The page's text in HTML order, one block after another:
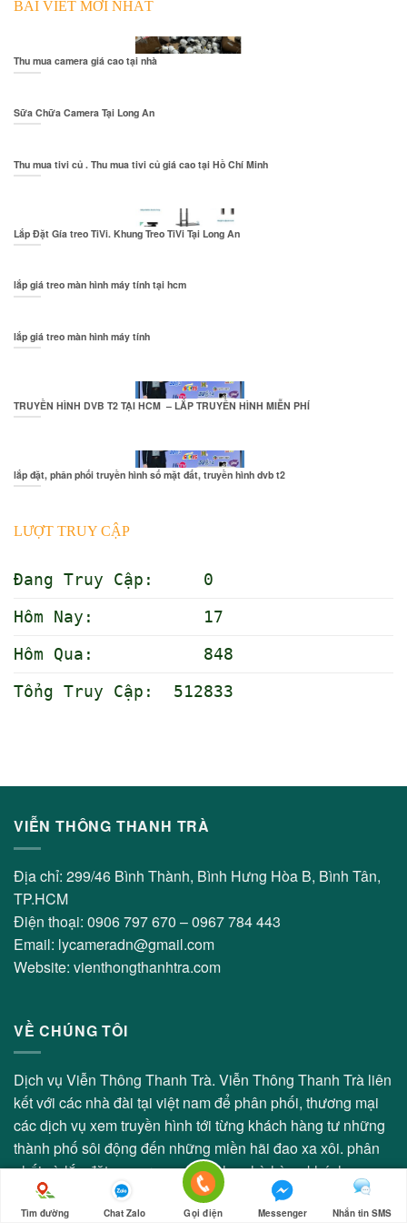
BÀI VIẾT MỚI NHẤT
Thu mua camera giá cao tại nhà
Sữa Chữa Camera Tại Long An
Thu mua tivi củ . Thu mua tivi củ giá cao tại Hồ Chí Minh
Lắp Đặt Gía treo TiVi. Khung Treo TiVi Tại Long An
lắp giá treo màn hình máy tính tại hcm
lắp giá treo màn hình máy tính
TRUYỀN HÌNH DVB T2 TẠI HCM – LẮP TRUYỀN HÌNH MIỄN PHÍ
lắp đặt, phân phối truyền hình số mặt đất, truyền hình dvb t2
LƯỢT TRUY CẬP
Đang Truy Cập: 0
Hôm Nay: 17
Hôm Qua: 848
Tổng Truy Cập: 512833
VIỄN THÔNG THANH TRÀ
Địa chỉ: 299/46 Bình Thành, Bình Hưng Hòa B, Bình Tân,
TP.HCM
Điện thoại: 0906 797 670 – 0967 784 443
Email: lycameradn@gmail.com
Website: vienthongthanhtra.com
VỀ CHÚNG TÔI
Dịch vụ Viễn Thông Thanh Trà. Viễn Thông Thanh Trà liên
kết với các nhà đài tại việt nam để phân phối, thương mại
các dịch vụ xem truyền hình tới từng khách hàng tư những
thành phố sôi động đến những miền hãi đao xa xôi. phân
phối và lắp đặt camera an ninh cho nhà hàng khách sạn,
can hộ
Tìm đường Chat Zalo Gọi điện Messenger Nhắn tin SMS